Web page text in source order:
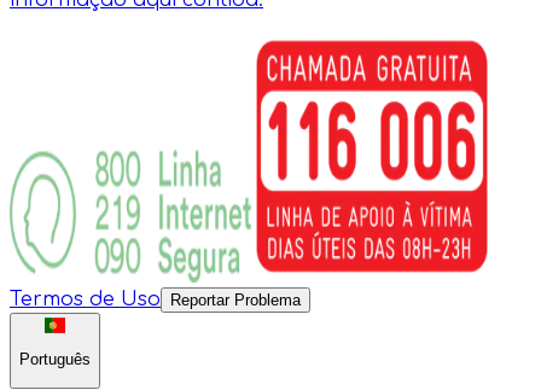
Termos de Uso Reportar Problema
Português